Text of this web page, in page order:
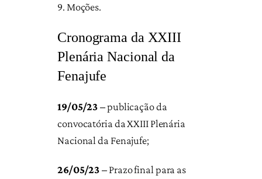
9. Moções.
Cronograma da XXIII
Plenária Nacional da
Fenajufe
19/05/23–publicação da
convocatória da XXIII Plenária
Nacional da Fenajufe;
26/05/23–Prazo final para as